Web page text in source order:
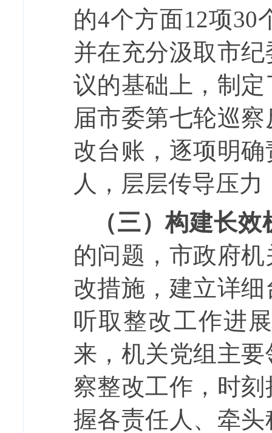
的4个方面12项30
并在充分汲取市
议的基础上，制
届市委第七轮巡
改台账，逐项明
人，层层传导压
（三）构建长
的问题，市政府
改措施，建立详
听取整改工作进
来，机关党组主
察整改工作，时
握各责任人、牵